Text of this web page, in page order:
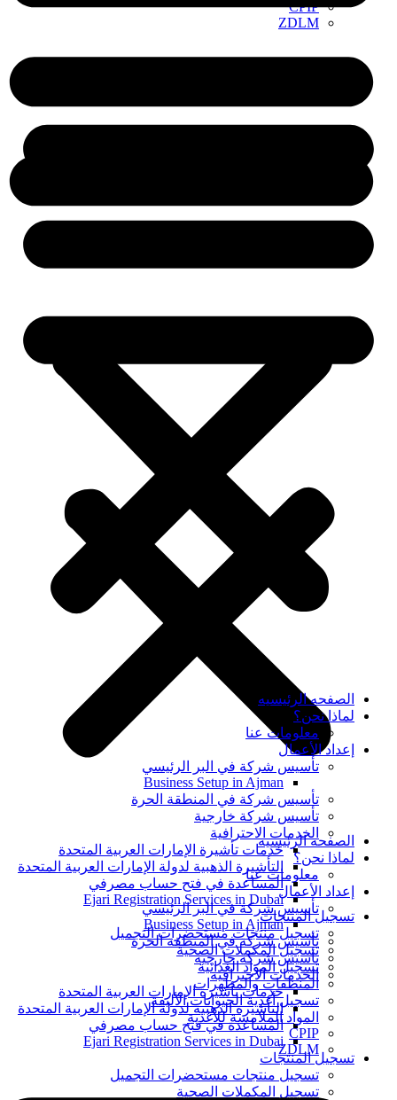
CPIP
ZDLM
الصفحه الرئيسيه
لماذا نحن؟
معلومات عنا
إعداد الأعمال
تأسيس شركة في البر الرئيسي
Business Setup in Ajman
تأسيس شركة في المنطقة الحرة
تأسيس شركة خارجية
الخدمات الاحترافية
خدمات تأشيرة الإمارات العربية المتحدة
التأشيرة الذهبية لدولة الإمارات العربية المتحدة
المساعدة في فتح حساب مصرفي
Ejari Registration Services in Dubai
تسجيل المنتجات
تسجيل منتجات مستحضرات التجميل
تسجيل المكملات الصحية
الصفحه الرئيسيه
لماذا نحن؟
معلومات عنا
إعداد الأعمال
تأسيس شركة في البر الرئيسي
Business Setup in Ajman
تأسيس شركة في المنطقة الحرة
تأسيس شركة خارجية
الخدمات الاحترافية
خدمات تأشيرة الإمارات العربية المتحدة
التأشيرة الذهبية لدولة الإمارات العربية المتحدة
المساعدة في فتح حساب مصرفي
Ejari Registration Services in Dubai
تسجيل المنتجات
تسجيل منتجات مستحضرات التجميل
تسجيل المكملات الصحية
تسجيل المواد الغذائية
المنظفات والمطهرات
تسجيل أغذية الحيوانات الأليفة
المواد الملامسة للأغذية
CPIP
ZDLM